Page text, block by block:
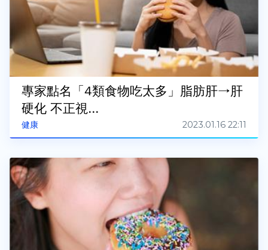
健康
專家點名「4類食物吃太多」脂肪肝→肝
硬化 不正視...
2023.01.16 22:11